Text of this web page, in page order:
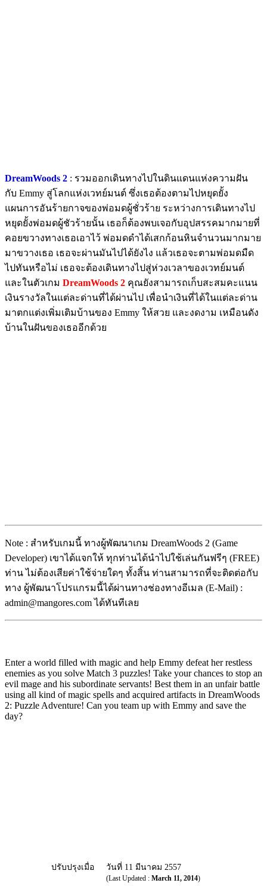
DreamWoods 2 : รวมออกเดินทางไปในดินแดนแห่งความฝัน
กับ Emmy สู่โลกแห่งเวทย์มนต์ ซึ่งเธอต้องตามไปหยุดยั้ง
แผนการอันร้ายกาจของพ่อมดผู้ชั่วร้าย ระหว่างการเดินทางไป
หยุดยั้งพ่อมดผู้ชัวร้ายนั้น เธอก็ต้องพบเจอกับอุปสรรคมากมายที่
คอยขวางทางเธอเอาไว้ พ่อมดดำได้เสกก้อนหินจำนวนมากมาย
มาขวางเธอ เธอจะผ่านมันไปได้ยังไง แล้วเธอจะตามพ่อมดมืด
ไปทันหรือไม่ เธอจะต้องเดินทางไปสู่ห่วงเวลาของเวทย์มนต์
และในตัวเกม DreamWoods 2 คุณยังสามารถเก็บสะสมคะแนน
เงินรางวัลในแต่ละด่านที่ได้ผ่านไป เพื่อนำเงินที่ได้ในแต่ละด่าน
มาตกแต่งเพิ่มเติมบ้านของ Emmy ให้สวย และงดงาม เหมือนดัง
บ้านในฝันของเธออีกด้วย
Note : สำหรับเกมนี้ ทางผู้พัฒนาเกม DreamWoods 2 (Game
Developer) เขาได้แจกให้ ทุกท่านได้นำไปใช้เล่นกันฟรีๆ (FREE)
ท่าน ไม่ต้องเสียค่าใช้จ่ายใดๆ ทั้งสิ้น ท่านสามารถที่จะติดต่อกับ
ทาง ผู้พัฒนาโปรแกรมนี้ได้ผ่านทางช่องทางอีเมล (E-Mail) :
admin@mangores.com ได้ทันทีเลย
Enter a world filled with magic and help Emmy defeat her restless
enemies as you solve Match 3 puzzles! Take your chances to stop an
evil mage and his subordinate servants! Best them in an unfair battle
using all kind of magic spells and acquired artifacts in DreamWoods
2: Puzzle Adventure! Can you team up with Emmy and save the
day?
ปรับปรุงเมื่อ วันที่ 11 มีนาคม 2557
(Last Updated : March 11, 2014)